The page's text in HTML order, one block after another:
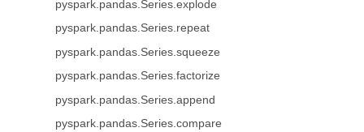
pyspark.pandas.Series.explode
pyspark.pandas.Series.repeat
pyspark.pandas.Series.squeeze
pyspark.pandas.Series.factorize
pyspark.pandas.Series.append
pyspark.pandas.Series.compare